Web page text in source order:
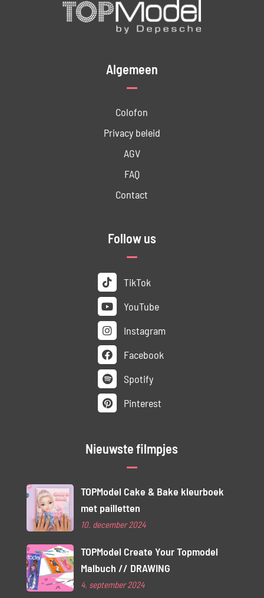
Algemeen
Colofon
Privacy beleid
AGV
FAQ
Contact
Follow us
TikTok
YouTube
Instagram
Facebook
Spotify
Pinterest
Nieuwste filmpjes
TOPModel Cake & Bake kleurboek
met pailletten
10. december 2024
TOPModel Create Your Topmodel
Malbuch // DRAWING
4. september 2024